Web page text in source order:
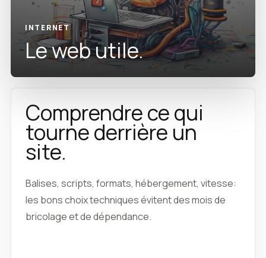
INTERNET
Le web utile.
Comprendre ce qui
tourne derrière un
site.
Balises, scripts, formats, hébergement, vitesse:
les bons choix techniques évitent des mois de
bricolage et de dépendance.